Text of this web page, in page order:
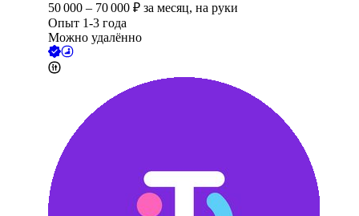
50 000 – 70 000 ₽ за месяц, на руки
Опыт 1-3 года
Можно удалённо